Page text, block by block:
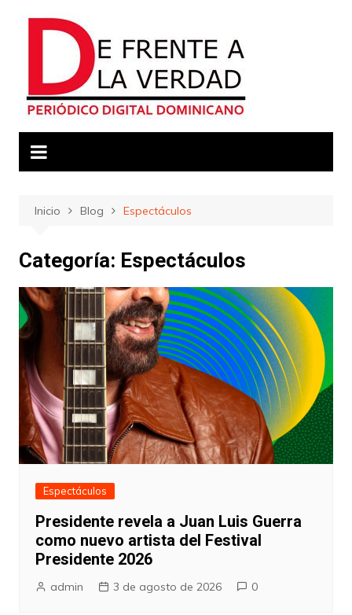
Inicio Blog Espectáculos
Categoría: Espectáculos
Espectáculos
Presidente revela a Juan Luis Guerra
como nuevo artista del Festival
Presidente 2026
admin 3 de agosto de 2026 0